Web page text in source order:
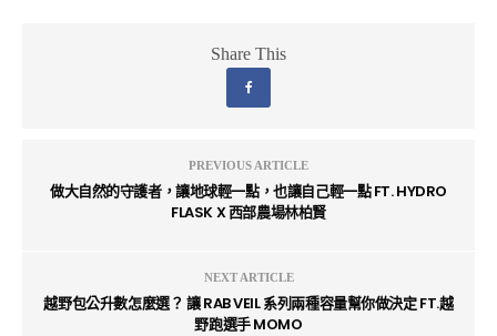
Share This
PREVIOUS ARTICLE
做大自然的守護者，讓地球輕一點，也讓自己輕一點 FT. HYDRO
FLASK X 西部農場林柏賢
NEXT ARTICLE
越野包公升數怎麼選？ 讓 RAB VEIL 系列兩種容量幫你做決定 FT.越
野跑選手 MOMO